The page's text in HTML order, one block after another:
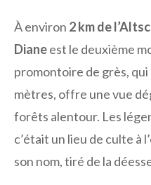
À environ 2 km de
Dianeest le deuxième
promontoire de grès,
mètres, offre une vue
forêts alentour. Les
c’était un lieu de culte à
son nom, tiré de la